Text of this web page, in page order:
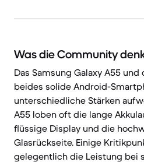
Was die Community
Das Samsung Galaxy A55
beides solide Android-
unterschiedliche Stärken
A55 loben oft die lange
flüssige Display und die
Glasrückseite. Einige
gelegentlich die Leistung bei